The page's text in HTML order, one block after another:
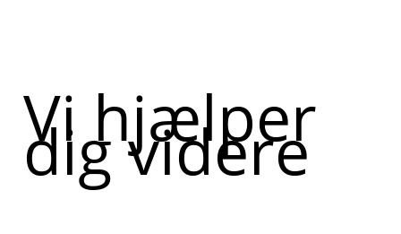
Vi hjælper
dig videre